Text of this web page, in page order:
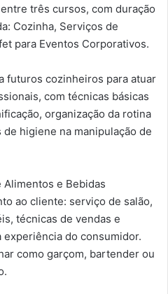
três cursos, com duração
Cozinha, Serviços de
para Eventos Corporativos.
futuros cozinheiros para atuar
com técnicas básicas
organização da rotina
higiene na manipulação de
e Bebidas
ao cliente: serviço de salão,
técnicas de vendas e
do consumidor.
como garçom, bartender ou